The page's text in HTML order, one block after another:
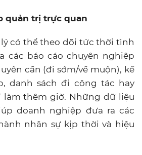
quản trị trực quan
lý có thể theo dõi tức thời tình
các báo cáo chuyên nghiệp
cần (đi sớm/về muộn), kế
danh sách đi công tác hay
thêm giờ. Những dữ liệu
doanh nghiệp đưa ra các
nhân sự kịp thời và hiệu